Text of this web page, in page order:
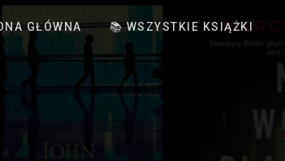
GŁÓWNA 📚 WSZYSTKIE KSIĄŻKI